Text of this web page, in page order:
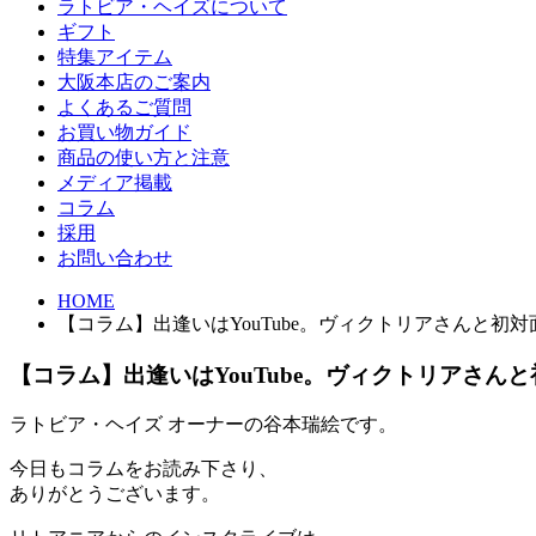
ラトビア・ヘイズについて
ギフト
特集アイテム
大阪本店のご案内
よくあるご質問
お買い物ガイド
商品の使い方と注意
メディア掲載
コラム
採用
お問い合わせ
HOME
【コラム】出逢いはYouTube。ヴィクトリアさんと初対
【コラム】出逢いはYouTube。ヴィクトリアさん
ラトビア・ヘイズ オーナーの谷本瑞絵です。
今日もコラムをお読み下さり、
ありがとうございます。